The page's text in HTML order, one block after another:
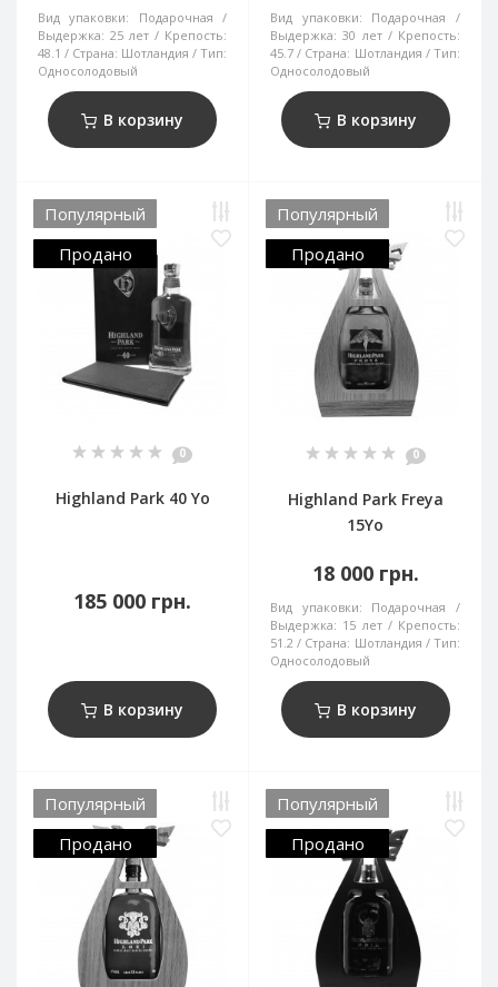
Вид упаковки:
Подарочная
Выдержка: 25 лет
Крепость:
48.1
Страна: Шотландия
Тип:
Односолодовый
В корзину
Вид упаковки:
Подарочная
Выдержка: 30 лет
Крепость:
45.7
Страна: Шотландия
Тип:
Односолодовый
В корзину
Популярный
Продано
0
Highland Park 40 Yo
185 000 грн.
В корзину
Популярный
Продано
0
Highland Park Freya
15Yo
18 000 грн.
Вид упаковки:
Подарочная
Выдержка: 15 лет
Крепость:
51.2
Страна: Шотландия
Тип:
Односолодовый
В корзину
Популярный
Продано
Популярный
Продано